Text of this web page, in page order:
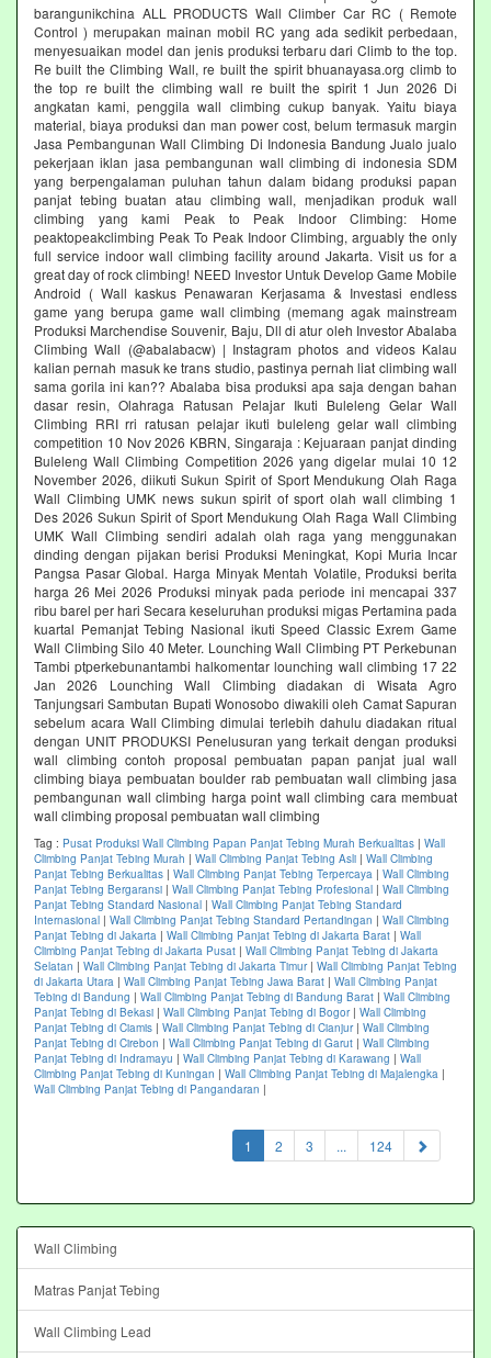
barangunikchina ALL PRODUCTS Wall Climber Car RC ( Remote
Control ) merupakan mainan mobil RC yang ada sedikit perbedaan,
menyesuaikan model dan jenis produksi terbaru dari Climb to the top.
Re built the Climbing Wall, re built the spirit bhuanayasa.org climb to
the top re built the climbing wall re built the spirit 1 Jun 2026 Di
angkatan kami, penggila wall climbing cukup banyak. Yaitu biaya
material, biaya produksi dan man power cost, belum termasuk margin
Jasa Pembangunan Wall Climbing Di Indonesia Bandung Jualo jualo
pekerjaan iklan jasa pembangunan wall climbing di indonesia SDM
yang berpengalaman puluhan tahun dalam bidang produksi papan
panjat tebing buatan atau climbing wall, menjadikan produk wall
climbing yang kami Peak to Peak Indoor Climbing: Home
peaktopeakclimbing Peak To Peak Indoor Climbing, arguably the only
full service indoor wall climbing facility around Jakarta. Visit us for a
great day of rock climbing! NEED Investor Untuk Develop Game Mobile
Android ( Wall kaskus Penawaran Kerjasama & Investasi endless
game yang berupa game wall climbing (memang agak mainstream
Produksi Marchendise Souvenir, Baju, Dll di atur oleh Investor Abalaba
Climbing Wall (@abalabacw) | Instagram photos and videos Kalau
kalian pernah masuk ke trans studio, pastinya pernah liat climbing wall
sama gorila ini kan?? Abalaba bisa produksi apa saja dengan bahan
dasar resin, Olahraga Ratusan Pelajar Ikuti Buleleng Gelar Wall
Climbing RRI rri ratusan pelajar ikuti buleleng gelar wall climbing
competition 10 Nov 2026 KBRN, Singaraja : Kejuaraan panjat dinding
Buleleng Wall Climbing Competition 2026 yang digelar mulai 10 12
November 2026, diikuti Sukun Spirit of Sport Mendukung Olah Raga
Wall Climbing UMK news sukun spirit of sport olah wall climbing 1
Des 2026 Sukun Spirit of Sport Mendukung Olah Raga Wall Climbing
UMK Wall Climbing sendiri adalah olah raga yang menggunakan
dinding dengan pijakan berisi Produksi Meningkat, Kopi Muria Incar
Pangsa Pasar Global. Harga Minyak Mentah Volatile, Produksi berita
harga 26 Mei 2026 Produksi minyak pada periode ini mencapai 337
ribu barel per hari Secara keseluruhan produksi migas Pertamina pada
kuartal Pemanjat Tebing Nasional ikuti Speed Classic Exrem Game
Wall Climbing Silo 40 Meter. Lounching Wall Climbing PT Perkebunan
Tambi ptperkebunantambi halkomentar lounching wall climbing 17 22
Jan 2026 Lounching Wall Climbing diadakan di Wisata Agro
Tanjungsari Sambutan Bupati Wonosobo diwakili oleh Camat Sapuran
sebelum acara Wall Climbing dimulai terlebih dahulu diadakan ritual
dengan UNIT PRODUKSI Penelusuran yang terkait dengan produksi
wall climbing contoh proposal pembuatan papan panjat jual wall
climbing biaya pembuatan boulder rab pembuatan wall climbing jasa
pembangunan wall climbing harga point wall climbing cara membuat
wall climbing proposal pembuatan wall climbing
Tag : Pusat Produksi Wall Climbing Papan Panjat Tebing Murah Berkualitas | Wall
Climbing Panjat Tebing Murah | Wall Climbing Panjat Tebing Asli | Wall Climbing
Panjat Tebing Berkualitas | Wall Climbing Panjat Tebing Terpercaya | Wall Climbing
Panjat Tebing Bergaransi | Wall Climbing Panjat Tebing Profesional | Wall Climbing
Panjat Tebing Standard Nasional | Wall Climbing Panjat Tebing Standard
Internasional | Wall Climbing Panjat Tebing Standard Pertandingan | Wall Climbing
Panjat Tebing di Jakarta | Wall Climbing Panjat Tebing di Jakarta Barat | Wall
Climbing Panjat Tebing di Jakarta Pusat | Wall Climbing Panjat Tebing di Jakarta
Selatan | Wall Climbing Panjat Tebing di Jakarta Timur| Wall Climbing Panjat Tebing
di Jakarta Utara | Wall Climbing Panjat Tebing Jawa Barat | Wall Climbing Panjat
Tebing di Bandung | Wall Climbing Panjat Tebing di Bandung Barat | Wall Climbing
Panjat Tebing di Bekasi | Wall Climbing Panjat Tebing di Bogor| Wall Climbing
Panjat Tebing di Ciamis | Wall Climbing Panjat Tebing di Cianjur| Wall Climbing
Panjat Tebing di Cirebon | Wall Climbing Panjat Tebing di Garut | Wall Climbing
Panjat Tebing di Indramayu | Wall Climbing Panjat Tebing di Karawang | Wall
Climbing Panjat Tebing di Kuningan | Wall Climbing Panjat Tebing di Majalengka |
Wall Climbing Panjat Tebing di Pangandaran |
1 (current)
2 3 ... 124
Wall Climbing
Matras Panjat Tebing
Wall Climbing Lead